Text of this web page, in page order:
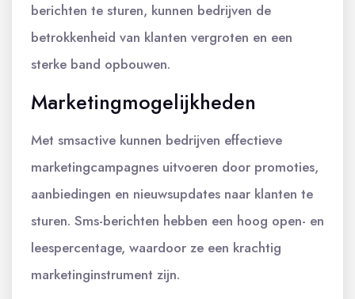
berichten te sturen, kunnen bedrijven de
betrokkenheid van klanten vergroten en een
sterke band opbouwen.
Marketingmogelijkheden
Met smsactive kunnen bedrijven effectieve
marketingcampagnes uitvoeren door promoties,
aanbiedingen en nieuwsupdates naar klanten te
sturen. Sms-berichten hebben een hoog open- en
leespercentage, waardoor ze een krachtig
marketinginstrument zijn.